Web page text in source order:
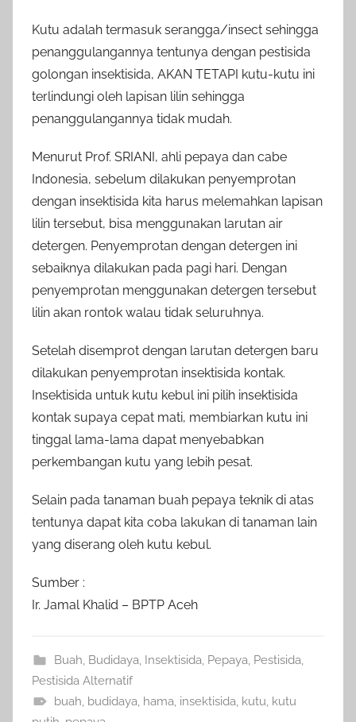
Kutu adalah termasuk serangga/insect sehingga
penanggulangannya tentunya dengan pestisida
golongan insektisida, AKAN TETAPI kutu-kutu ini
terlindungi oleh lapisan lilin sehingga
penanggulangannya tidak mudah.
Menurut Prof. SRIANI, ahli pepaya dan cabe
Indonesia, sebelum dilakukan penyemprotan
dengan insektisida kita harus melemahkan lapisan
lilin tersebut, bisa menggunakan larutan air
detergen. Penyemprotan dengan detergen ini
sebaiknya dilakukan pada pagi hari. Dengan
penyemprotan menggunakan detergen tersebut
lilin akan rontok walau tidak seluruhnya.
Setelah disemprot dengan larutan detergen baru
dilakukan penyemprotan insektisida kontak.
Insektisida untuk kutu kebul ini pilih insektisida
kontak supaya cepat mati, membiarkan kutu ini
tinggal lama-lama dapat menyebabkan
perkembangan kutu yang lebih pesat.
Selain pada tanaman buah pepaya teknik di atas
tentunya dapat kita coba lakukan di tanaman lain
yang diserang oleh kutu kebul.
Sumber :
Ir. Jamal Khalid – BPTP Aceh
Buah Budidaya Insektisida Pepaya Pestisida
Pestisida Alternatif
buah budidaya hama insektisida kutu kutu